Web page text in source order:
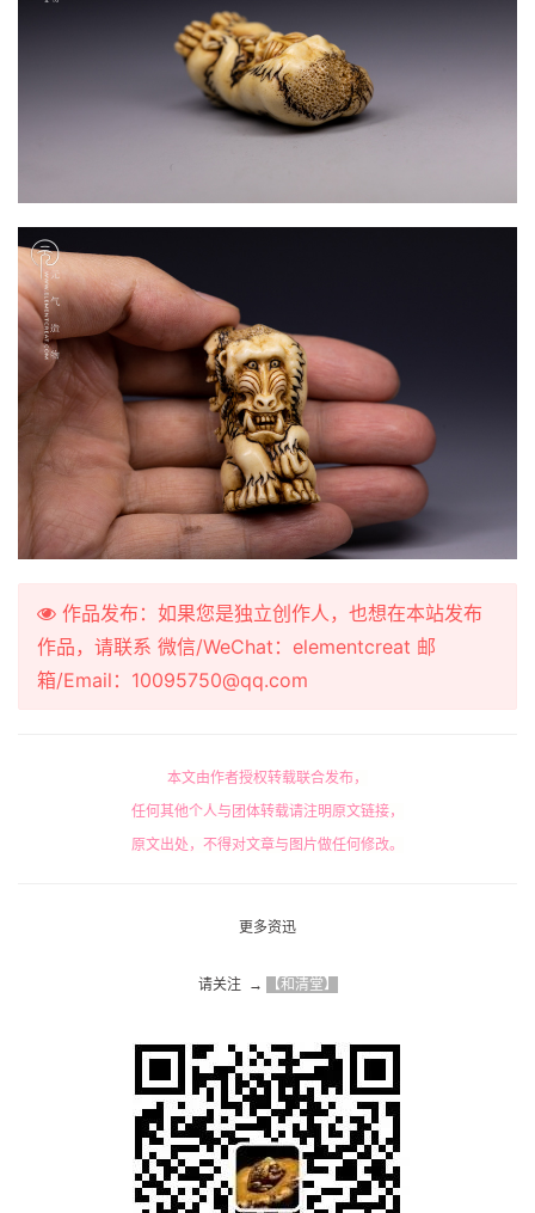
作品发布：如果您是独立创作人，也想在本站发布
作品，请联系 微信/WeChat：elementcreat 邮
箱/Email：10095750@qq.com
本文由作者授权转载联合发布，
任何其他个人与团体转载请注明原文链接，
原文出处，不得对文章与图片做任何修改。
更多资迅
请关注  → 【和清堂】